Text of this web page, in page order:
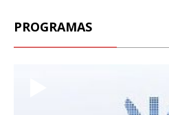
PROGRAMAS